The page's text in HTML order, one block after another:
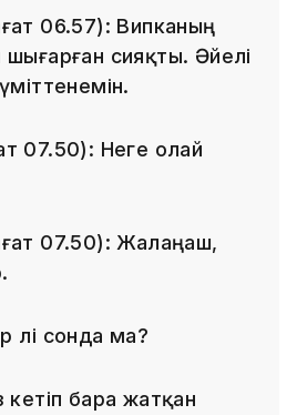
06.57): Випканың
шығарған сияқты. Әйелі
07.50): Неге олай
07.50): Жалаңаш,
сонда ма?
кетіп бара жатқан